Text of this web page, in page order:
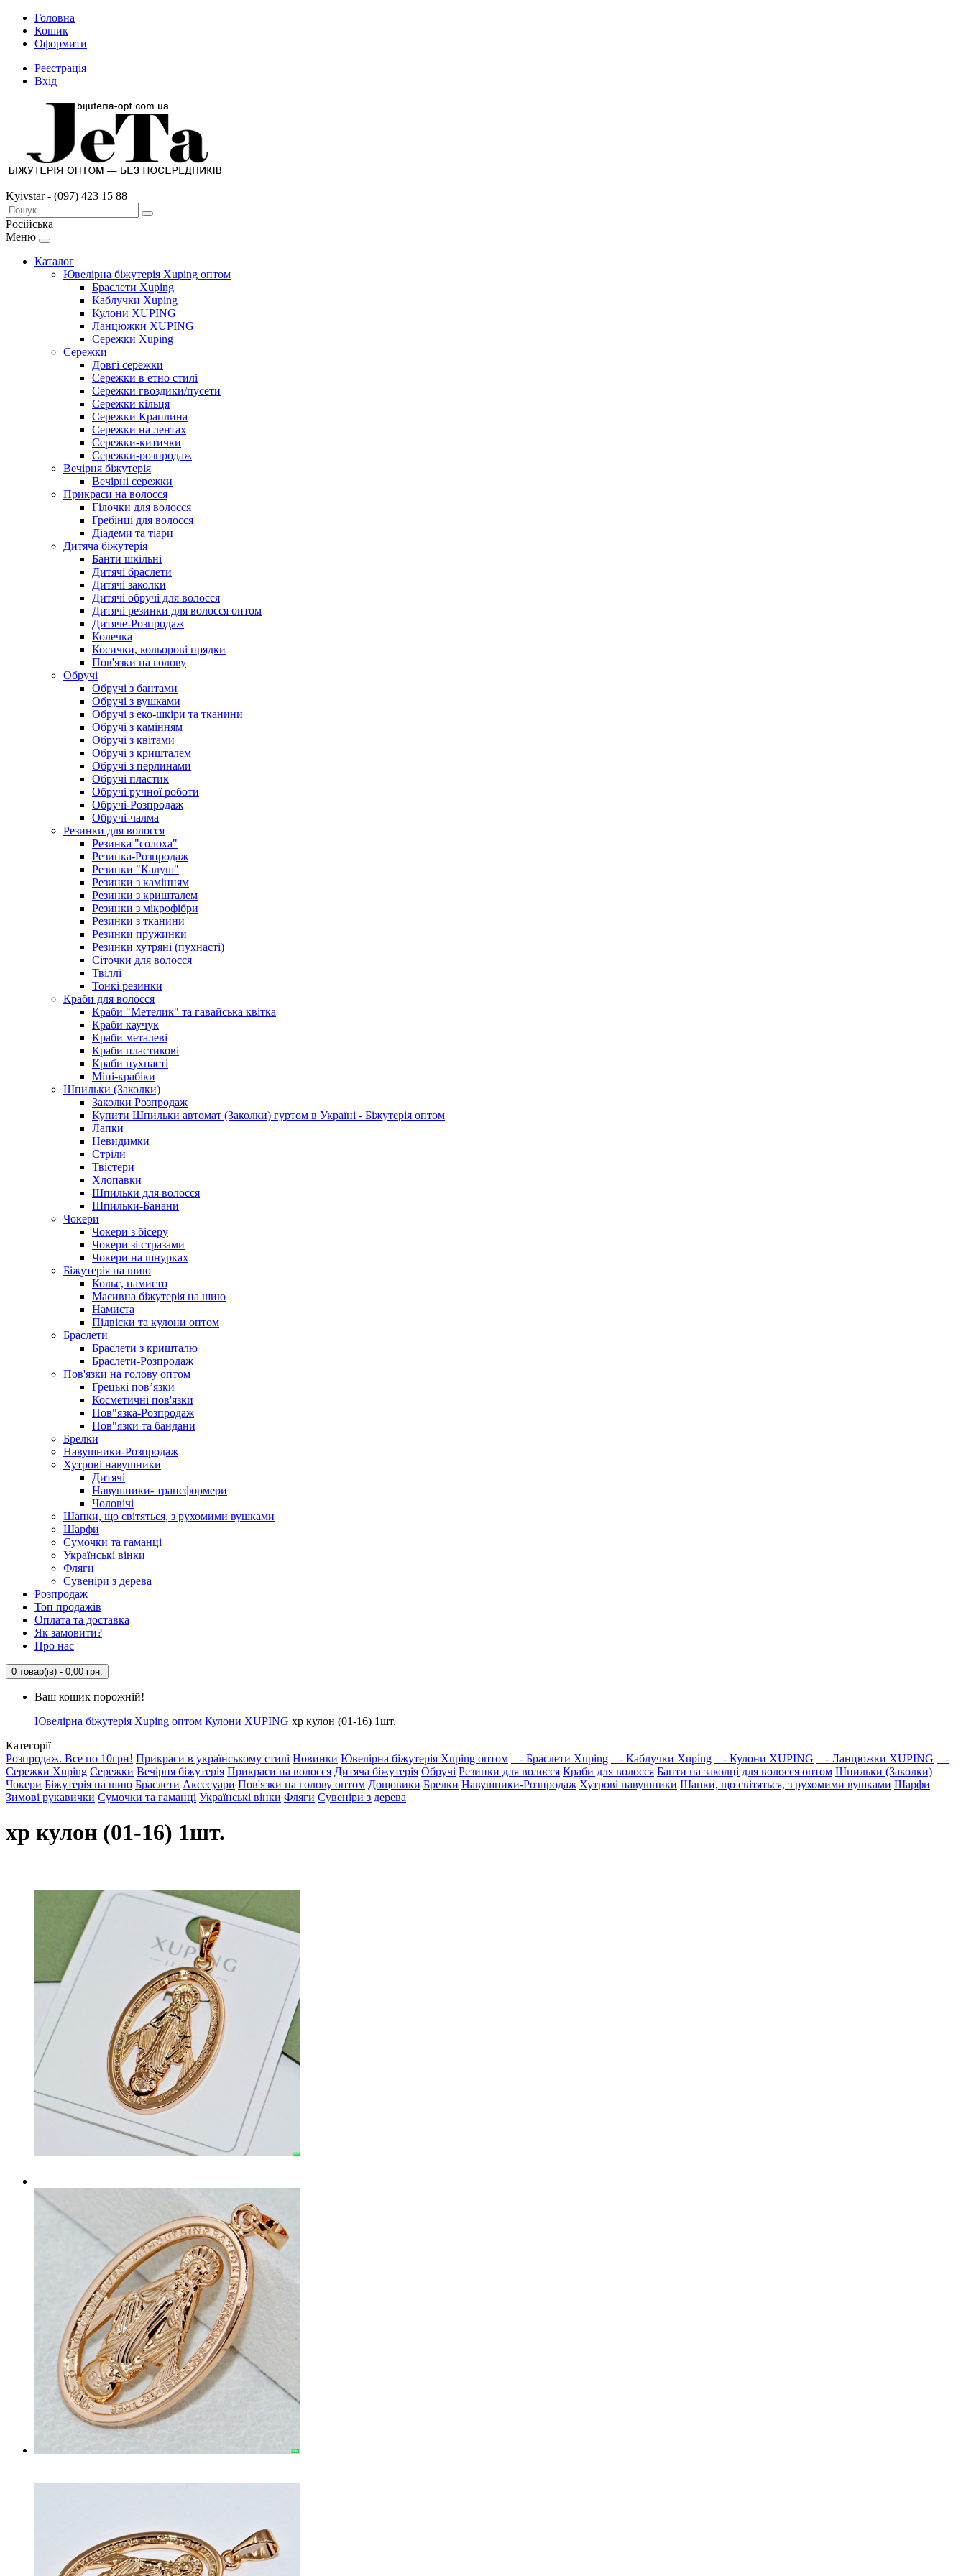
Головна
Кошик
Оформити
Реєстрація
Вхід
Kyivstar - (097) 423 15 88
Російська
Меню
Каталог
Ювелірна біжутерія Xuping оптом
Браслети Xuping
Каблучки Xuping
Кулони XUPING
Ланцюжки XUPING
Сережки Xuping
Сережки
Довгі сережки
Сережки в етно стилі
Сережки гвоздики/пусети
Сережки кільця
Сережки Краплина
Сережки на лентах
Сережки-китички
Сережки-розпродаж
Вечірня біжутерія
Вечірні сережки
Прикраси на волосся
Гілочки для волосся
Гребінці для волосся
Діадеми та тіари
Дитяча біжутерія
Банти шкільні
Дитячі браслети
Дитячі заколки
Дитячі обручі для волосся
Дитячі резинки для волосся оптом
Дитяче-Розпродаж
Колечка
Косички, кольорові прядки
Пов'язки на голову
Обручі
Обручі з бантами
Обручі з вушками
Обручі з еко-шкіри та тканини
Обручі з камінням
Обручі з квітами
Обручі з кришталем
Обручі з перлинами
Обручі пластик
Обручі ручної роботи
Обручі-Розпродаж
Обручі-чалма
Резинки для волосся
Резинка "солоха"
Резинка-Розпродаж
Резинки "Калуш"
Резинки з камінням
Резинки з кришталем
Резинки з мікрофібри
Резинки з тканини
Резинки пружинки
Резинки хутряні (пухнасті)
Сіточки для волосся
Твіллі
Тонкі резинки
Краби для волосся
Краби "Метелик" та гавайська квітка
Краби каучук
Краби металеві
Краби пластикові
Краби пухнасті
Міні-крабіки
Шпильки (Заколки)
Заколки Розпродаж
Купити Шпильки автомат (Заколки) гуртом в Україні - Біжутерія оптом
Лапки
Невидимки
Стріли
Твістери
Хлопавки
Шпильки для волосся
Шпильки-Банани
Чокери
Чокери з бісеру
Чокери зі стразами
Чокери на шнурках
Біжутерія на шию
Кольє, намисто
Масивна біжутерія на шию
Намиста
Підвіски та кулони оптом
Браслети
Браслети з кришталю
Браслети-Розпродаж
Пов'язки на голову оптом
Грецькі пов’язки
Косметичні пов'язки
Пов"язка-Розпродаж
Пов"язки та бандани
Брелки
Навушники-Розпродаж
Хутрові навушники
Дитячі
Навушники- трансформери
Чоловічі
Шапки, що світяться, з рухомими вушками
Шарфи
Сумочки та гаманці
Українські вінки
Фляги
Сувеніри з дерева
Розпродаж
Топ продажів
Оплата та доставка
Як замовити?
Про нас
0 товар(ів) - 0,00 грн.
Ваш кошик порожній!
Ювелірна біжутерія Xuping оптом Кулони XUPING xp кулон (01-16) 1шт.
Категорії
Розпродаж. Все по 10грн! Прикраси в українському стилі Новинки Ювелірна біжутерія Xuping оптом - Браслети Xuping - Каблучки Xuping - Кулони XUPING - Ланцюжки XUPING
-
Сережки Xuping Сережки Вечірня біжутерія Прикраси на волосся Дитяча біжутерія Обручі Резинки для волосся Краби для волосся Банти на заколці для волосся оптом Шпильки (Заколки)
Чокери Біжутерія на шию Браслети Аксесуари Пов'язки на голову оптом Дощовики Брелки Навушники-Розпродаж Хутрові навушники Шапки, що світяться, з рухомими вушками Шарфи
Зимові рукавички Сумочки та гаманці Українські вінки Фляги Сувеніри з дерева
xp кулон (01-16) 1шт.